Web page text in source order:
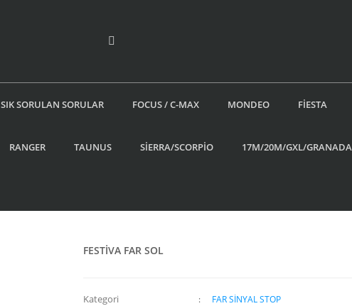
SIK SORULAN SORULAR FOCUS / C-MAX MONDEO FİESTA
RANGER TAUNUS SİERRA/SCORPİO 17M/20M/GXL/GRANADA
FESTİVA FAR SOL
Kategori FAR SİNYAL STOP